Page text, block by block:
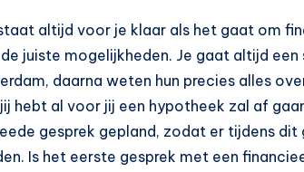
altijd voor je klaar als het gaat om
juiste mogelijkheden. Je gaat altijd een
daarna weten hun precies alles
hebt al voor jij een hypotheek zal af
gesprek gepland, zodat er tijdens dit
Is het eerste gesprek met een